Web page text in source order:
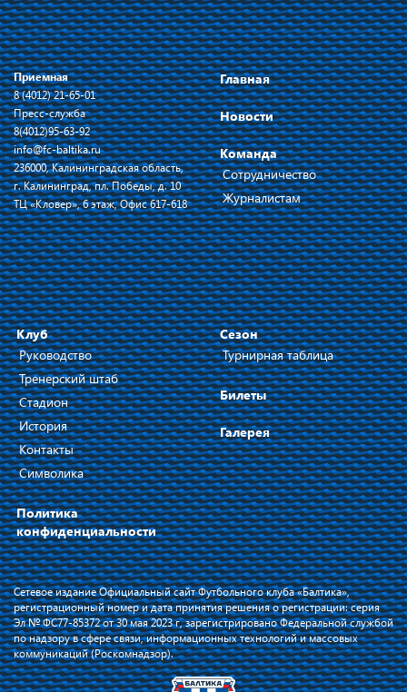
Приемная
8 (4012) 21-65-01
Пресс-служба
8(4012)95-63-92
info@fc-baltika.ru
236000, Калининградская область,
г. Калининград, пл. Победы, д. 10
ТЦ «Кловер», 6 этаж, Офис 617-618
Главная
Новости
Команда
Сотрудничество
Журналистам
Клуб
Руководство
Тренерский штаб
Стадион
История
Контакты
Символика
Политика
конфиденциальности
Сезон
Турнирная таблица
Билеты
Галерея
Сетевое издание Официальный сайт Футбольного клуба «Балтика»,
регистрационный номер и дата принятия решения о регистрации: серия
Эл № ФС77-85372 от 30 мая 2023 г, зарегистрировано Федеральной службой
по надзору в сфере связи, информационных технологий и массовых
коммуникаций (Роскомнадзор).